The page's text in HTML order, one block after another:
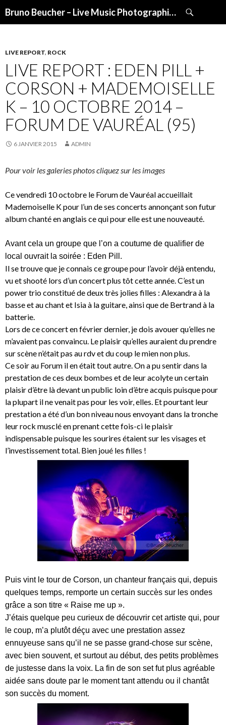
Bruno Beucher – Live Music Photographies
LIVE REPORT, ROCK
LIVE REPORT : EDEN PILL +
CORSON + MADEMOISELLE
K – 10 OCTOBRE 2014 –
FORUM DE VAURÉAL (95)
6 JANVIER 2015 ADMIN
Pour voir les galeries photos cliquez sur les images
Ce vendredi 10 octobre le Forum de Vauréal accueillait
Mademoiselle K pour l’un de ses concerts annonçant son futur
album chanté en anglais ce qui pour elle est une nouveauté.
Avant cela un groupe que l’on a coutume de qualifier de
local ouvrait la soirée : Eden Pill.
Il se trouve que je connais ce groupe pour l’avoir déjà entendu,
vu et shooté lors d’un concert plus tôt cette année. C’est un
power trio constitué de deux très jolies filles : Alexandra à la
basse et au chant et Isia à la guitare, ainsi que de Bertrand à la
batterie.
Lors de ce concert en février dernier, je dois avouer qu’elles ne
m’avaient pas convaincu. Le plaisir qu’elles auraient du prendre
sur scène n’était pas au rdv et du coup le mien non plus.
Ce soir au Forum il en était tout autre. On a pu sentir dans la
prestation de ces deux bombes et de leur acolyte un certain
plaisir d’être là devant un public loin d’être acquis puisque pour
la plupart il ne venait pas pour les voir, elles. Et pourtant leur
prestation a été d’un bon niveau nous envoyant dans la tronche
leur rock musclé en prenant cette fois-ci le plaisir
indispensable puisque les sourires étaient sur les visages et
l’investissement total. Bien joué les filles !
Puis vint le tour de Corson, un chanteur français qui, depuis
quelques temps, remporte un certain succès sur les ondes
grâce a son titre « Raise me up ».
J’étais quelque peu curieux de découvrir cet artiste qui, pour
le coup, m’a plutôt déçu avec une prestation assez
ennuyeuse sans qu’il ne se passe grand-chose sur scène,
avec bien souvent, et surtout au début, des petits problèmes
de justesse dans la voix. La fin de son set fut plus agréable
aidée sans doute par le moment tant attendu ou il chantât
son succès du moment.